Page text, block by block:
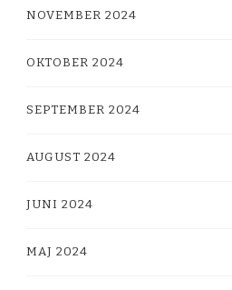
NOVEMBER 2024
OKTOBER 2024
SEPTEMBER 2024
AUGUST 2024
JUNI 2024
MAJ 2024